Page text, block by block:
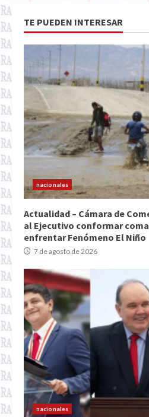
TE PUEDEN INTERESAR
nacionales
Actualidad – Cámara de
al Ejecutivo conformar
enfrentar Fenómeno El Niño
7 de agosto de 2026
nacionales